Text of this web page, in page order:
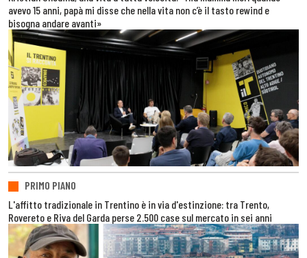
avevo 15 anni, papà mi disse che nella vita non c’è il tasto rewind e
bisogna andare avanti»
PRIMO PIANO
L'affitto tradizionale in Trentino è in via d'estinzione: tra Trento,
Rovereto e Riva del Garda perse 2.500 case sul mercato in sei anni